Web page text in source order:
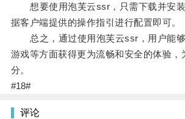
想要使用泡芙云ssr，只需下载并安装
据客户端提供的操作指引进行配置即可。
总之，通过使用泡芙云ssr，用户能够
游戏等方面获得更为流畅和安全的体验，
分。
#18#
评论